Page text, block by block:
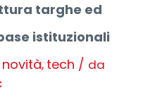
targhe ed
istituzionali
novità, tech / da